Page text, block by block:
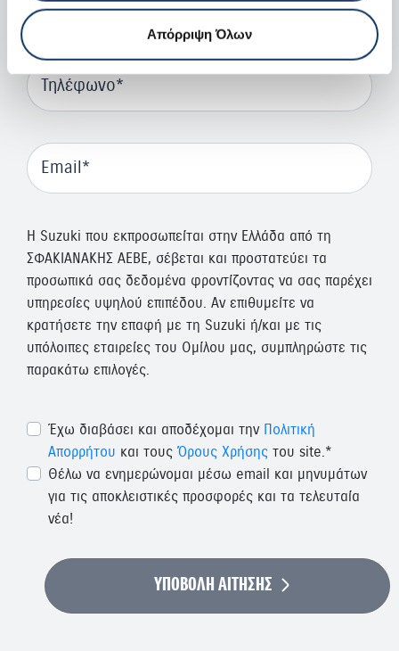
Απόρριψη Όλων
Τηλέφωνο
Email
H Suzuki που εκπροσωπείται στην Ελλάδα από τη
ΣΦΑΚΙΑΝΑΚΗΣ ΑΕΒΕ, σέβεται και προστατεύει τα
προσωπικά σας δεδομένα φροντίζοντας να σας παρέχει
υπηρεσίες υψηλού επιπέδου. Αν επιθυμείτε να
κρατήσετε την επαφή με τη Suzuki ή/και με τις
υπόλοιπες εταιρείες του Ομίλου μας, συμπληρώστε τις
παρακάτω επιλογές.
Έχω διαβάσει και αποδέχομαι την Πολιτική
Απορρήτου και τους Όρους Χρήσης του site.*
Θέλω να ενημερώνομαι μέσω email και μηνυμάτων
για τις αποκλειστικές προσφορές και τα τελευταία
νέα!
ΥΠΟΒΟΛΗ ΑΙΤΗΣΗΣ